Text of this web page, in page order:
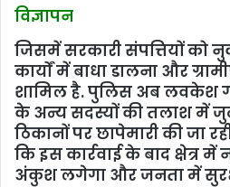
विज्ञापन
जिसमें सरकारी संपत्तियों को
कार्यों में बाधा डालना और
शामिल है. पुलिस अब
के अन्य सदस्यों की तलाश में
ठिकानों पर छापेमारी की जा
कि इस कार्रवाई के बाद क्षेत्र
अंकुश लगेगा और जनता में